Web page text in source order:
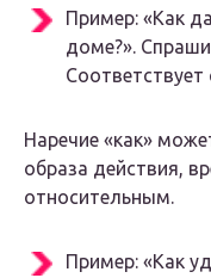
Пример: «Как
доме?».
Соответствует
Наречие «как»
образа действия,
относительным.
Пример: «Как